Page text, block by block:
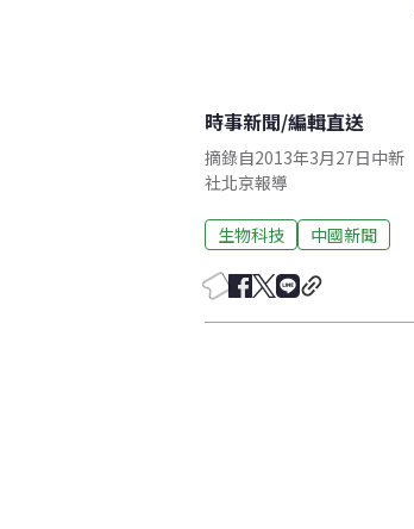
時事新聞/編輯直送
摘錄自2013年3月27日中新
社北京報導
生物科技 中國新聞